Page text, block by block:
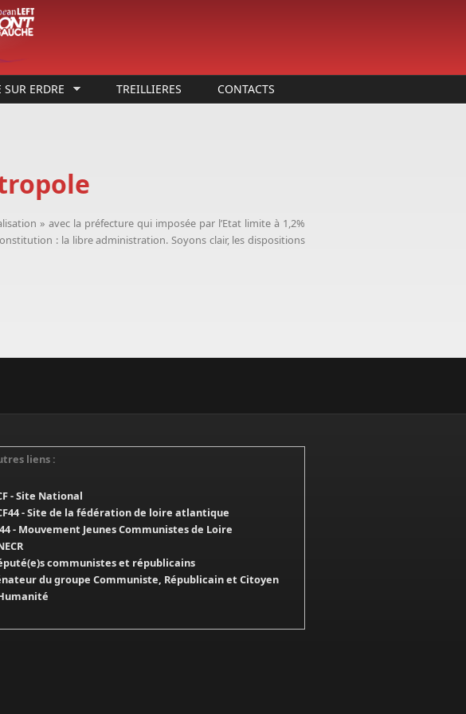
SUR ERDRE TREILLIERES CONTACTS
» avec la préfecture qui imposée par l’Etat limite à 1,2%
: la libre administration. Soyons clair, les dispositions
liens :
- Site National
- Site de la fédération de loire atlantique
- Mouvement Jeunes Communistes de Loire
communistes et républicains
du groupe Communiste, Républicain et Citoyen